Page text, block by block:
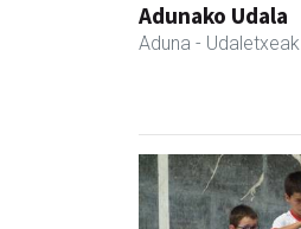
Adunako Udala
Aduna - Udaletxeak